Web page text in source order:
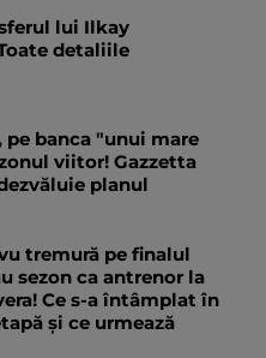
lui Ilkay
detaliile
pe banca "unui mare
viitor! Gazzetta
planul
tremură pe finalul
sezon ca antrenor la
Ce s-a întâmplat în
și ce urmează